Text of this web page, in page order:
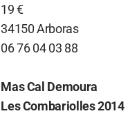
19 €
34150 Arboras
06 76 04 03 88
Mas Cal Demoura
Les Combariolles 2014